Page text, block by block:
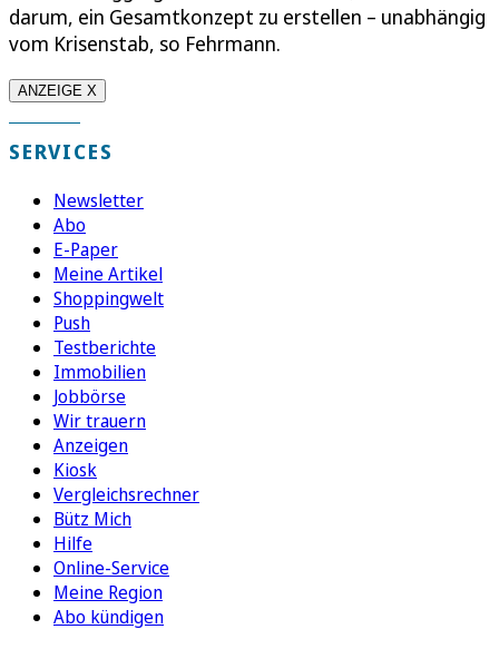
darum, ein Gesamtkonzept zu erstellen – unabhängig
vom Krisenstab, so Fehrmann.
ANZEIGE X
SERVICES
Newsletter
Abo
E-Paper
Meine Artikel
Shoppingwelt
Push
Testberichte
Immobilien
Jobbörse
Wir trauern
Anzeigen
Kiosk
Vergleichsrechner
Bütz Mich
Hilfe
Online-Service
Meine Region
Abo kündigen